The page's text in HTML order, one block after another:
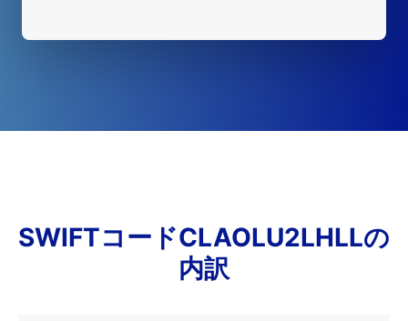
SWIFTコードCLAOLU2LHLLの
内訳